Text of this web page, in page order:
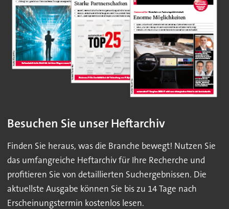
Besuchen Sie unser Heftarchiv
Finden Sie heraus, was die Branche bewegt! Nutzen Sie
das umfangreiche Heftarchiv für Ihre Recherche und
profitieren Sie von detaillierten Suchergebnissen. Die
aktuellste Ausgabe können Sie bis zu 14 Tage nach
Erscheinungstermin kostenlos lesen.